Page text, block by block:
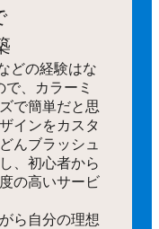
どの経験はな
で、カラーミ
で簡単だと思
インをカスタ
んブラッシュ
、初心者から
の高いサービ
ら自分の理想